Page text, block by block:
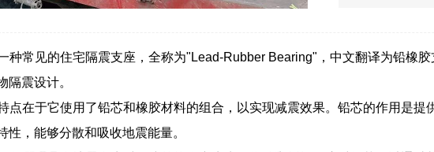
种常见的住宅隔震支座，全称为"Lead-Rubber Bearing"，中文翻译为铅橡
隔震设计。
点在于它使用了铅芯和橡胶材料的组合，以实现减震效果。铅芯的作用是提
性，能够分散和吸收地震能量。